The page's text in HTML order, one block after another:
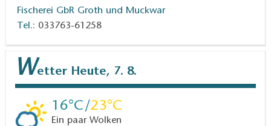
Fischerei GbR Groth und Muckwar
Tel.: 033763-61258
Wetter Heute, 7. 8.
16 23
Ein paar Wolken